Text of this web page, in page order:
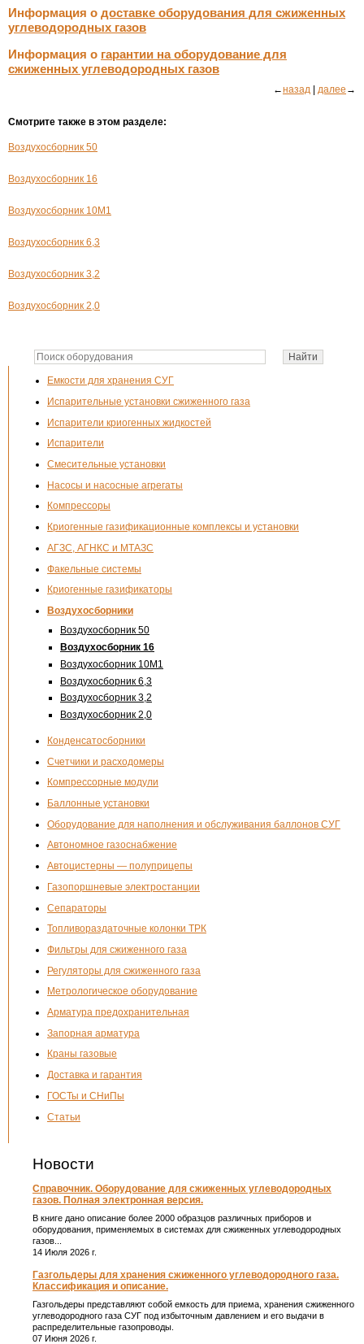
Емкости для хранения СУГ
Испарительные установки сжиженного газа
Испарители криогенных жидкостей
Испарители
Смесительные установки
Насосы и насосные агрегаты
Компрессоры
Криогенные газификационные комплексы и установки
АГЗС, АГНКС и МТАЗС
Факельные системы
Криогенные газификаторы
Воздухосборники
Воздухосборник 50
Воздухосборник 16
Воздухосборник 10М1
Воздухосборник 6,3
Воздухосборник 3,2
Воздухосборник 2,0
Конденсатосборники
Счетчики и расходомеры
Компрессорные модули
Баллонные установки
Оборудование для наполнения и обслуживания баллонов СУГ
Автономное газоснабжение
Автоцистерны — полуприцепы
Газопоршневые электростанции
Сепараторы
Топливораздаточные колонки ТРК
Фильтры для сжиженного газа
Регуляторы для сжиженного газа
Метрологическое оборудование
Арматура предохранительная
Запорная арматура
Краны газовые
Доставка и гарантия
ГОСТы и СНиПы
Статьи
Новости
Справочник. Оборудование для сжиженных углеводородных
газов. Полная электронная версия.
В книге дано описание более 2000 образцов различных приборов и
оборудования, применяемых в системах для сжиженных углеводородных
газов...
14 Июля 2026 г.
Газгольдеры для хранения сжиженного углеводородного газа.
Классификация и описание.
Газгольдеры представляют собой емкость для приема, хранения сжиженного
углеводородного газа СУГ под избыточным давлением и его выдачи в
распределительные газопроводы.
07 Июня 2026 г.
Информация о доставке оборудования для сжиженных
углеводородных газов
Информация о гарантии на оборудование для
сжиженных углеводородных газов
←назад далее →
Смотрите также в этом разделе:
Воздухосборник 50
Воздухосборник 16
Воздухосборник 10М1
Воздухосборник 6,3
Воздухосборник 3,2
Воздухосборник 2,0